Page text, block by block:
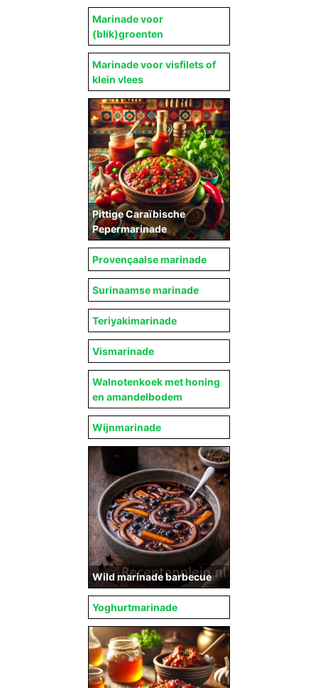
Marinade voor
(blik)groenten
Marinade voor visfilets of
klein vlees
Pittige Caraïbische
Pepermarinade
Provençaalse marinade
Surinaamse marinade
Teriyakimarinade
Vismarinade
Walnotenkoek met honing
en amandelbodem
Wijnmarinade
Wild marinade barbecue
Yoghurtmarinade